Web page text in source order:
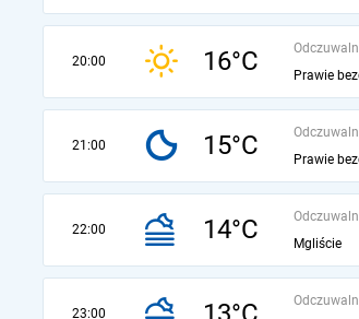
20:00 16°C
Prawie
21:00 15°C
Prawie
22:00 14°C
Mgliście
23:00